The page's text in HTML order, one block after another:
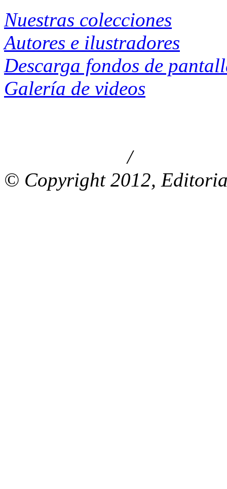
Nuestras colecciones
Autores e ilustradores
Descarga fondos de
Galería de videos
/
© Copyright 2012,